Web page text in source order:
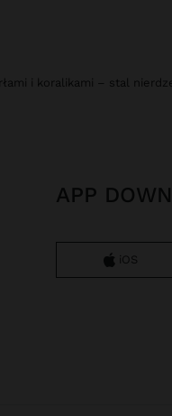
i koralikami – stal
APP
iOS